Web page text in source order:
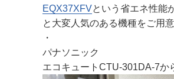
EQX37XFVという省エネ性能
と大変人気のある機種をご用
・
パナソニック
エコキュートCTU-301DA-7か